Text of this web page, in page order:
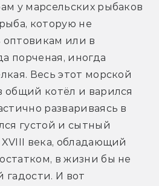
у марсельских рыбаков
которую не
оптовикам или в
порченая, иногда
Весь этот морской
общий котёл и варился
развариваясь в
густой и сытный
века, обладающий
в жизни бы не
гадости. И вот